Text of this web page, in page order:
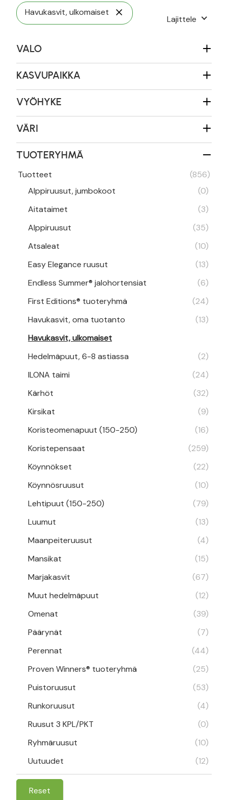
Havukasvit, ulkomaiset
Lajittele
VALO
KASVUPAIKKA
VYÖHYKE
VÄRI
TUOTERYHMÄ
Tuotteet
(856)
Alppiruusut, jumbokoot
(0)
Aitataimet
(3)
Alppiruusut
(35)
Atsaleat
(10)
Easy Elegance ruusut
(13)
Endless Summer® jalohortensiat
(6)
First Editions® tuoteryhmä
(24)
Havukasvit, oma tuotanto
(13)
Havukasvit, ulkomaiset
Hedelmäpuut, 6-8 astiassa
(2)
ILONA taimi
(24)
Kärhöt
(32)
Kirsikat
(9)
Koristeomenapuut (150-250)
(16)
Koristepensaat
(259)
Köynnökset
(22)
Köynnösruusut
(10)
Lehtipuut (150-250)
(79)
Luumut
(13)
Maanpeiteruusut
(4)
Mansikat
(15)
Marjakasvit
(67)
Muut hedelmäpuut
(12)
Omenat
(39)
Päärynät
(7)
Perennat
(44)
Proven Winners® tuoteryhmä
(25)
Puistoruusut
(53)
Runkoruusut
(4)
Ruusut 3 KPL/PKT
(0)
Ryhmäruusut
(10)
Uutuudet
(12)
Reset